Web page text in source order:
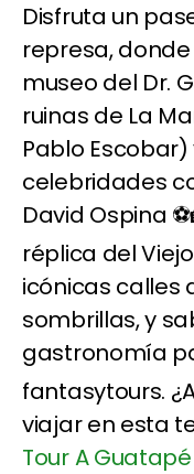
Disfruta un
represa,
museo del Dr.
ruinas de La
Pablo
celebridades
David Ospina
réplica del
icónicas calles
sombrillas, y
gastronomía
fantasytours.
viajar en esta
Tour A Guatapé